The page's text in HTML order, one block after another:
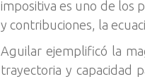
impositiva es uno de los
y contribuciones, la
Aguilar ejemplificó la
trayectoria y capacidad